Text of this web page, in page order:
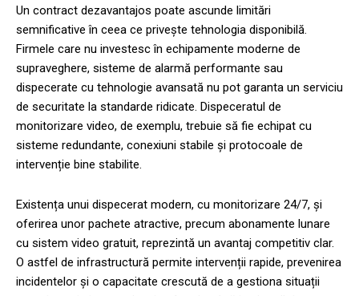
Un contract dezavantajos poate ascunde limitări
semnificative în ceea ce privește tehnologia disponibilă.
Firmele care nu investesc în echipamente moderne de
supraveghere, sisteme de alarmă performante sau
dispecerate cu tehnologie avansată nu pot garanta un serviciu
de securitate la standarde ridicate. Dispeceratul de
monitorizare video, de exemplu, trebuie să fie echipat cu
sisteme redundante, conexiuni stabile și protocoale de
intervenție bine stabilite.
Existența unui dispecerat modern, cu monitorizare 24/7, și
oferirea unor pachete atractive, precum abonamente lunare
cu sistem video gratuit, reprezintă un avantaj competitiv clar.
O astfel de infrastructură permite intervenții rapide, prevenirea
incidentelor și o capacitate crescută de a gestiona situații